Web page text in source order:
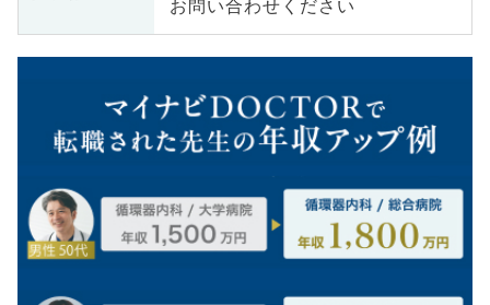
お問い合わせください